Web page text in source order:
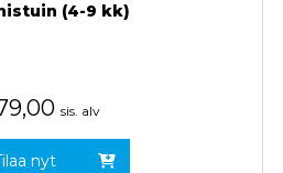
(4-9 kk)
sis. alv
nyt